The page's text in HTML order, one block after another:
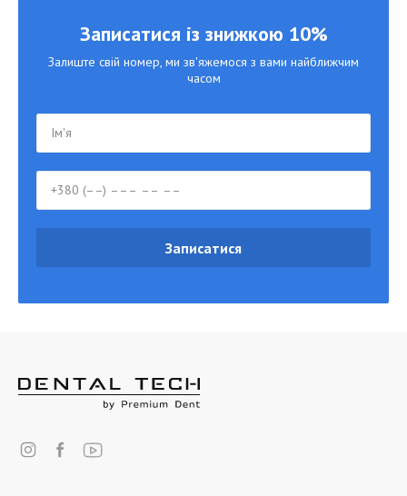
Записатися із знижкою 10%
Залиште свій номер, ми зв'яжемося з вами найближчим
часом